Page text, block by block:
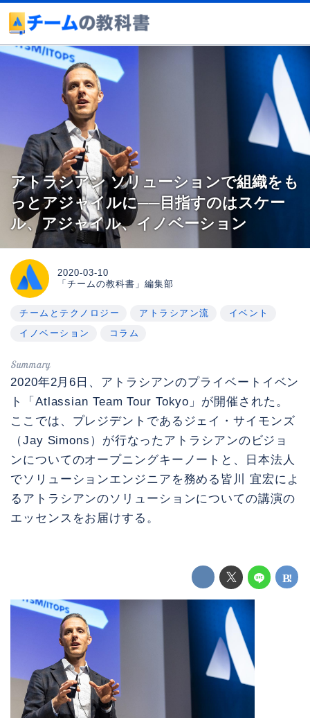
アトラシアン ソリューションで組織をも
っとアジャイルに──目指すのはスケー
ル、アジャイル、イノベーション
2020-03-10
「チームの教科書」編集部
チームとテクノロジー アトラシアン流
イベント
イノベーション
コラム
2020年2月6日、アトラシアンのプライベートイベン
ト「Atlassian Team Tour Tokyo」が開催された。
ここでは、プレジデントであるジェイ・サイモンズ
（Jay Simons）が行なったアトラシアンのビジョ
ンについてのオープニングキーノートと、日本法人
でソリューションエンジニアを務める皆川 宜宏によ
るアトラシアンのソリューションについての講演の
エッセンスをお届けする。